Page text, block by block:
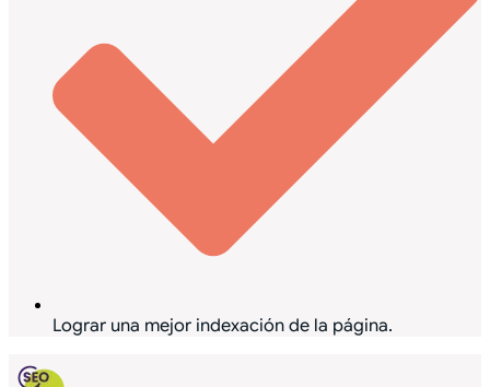
Lograr una mejor indexación de la página.